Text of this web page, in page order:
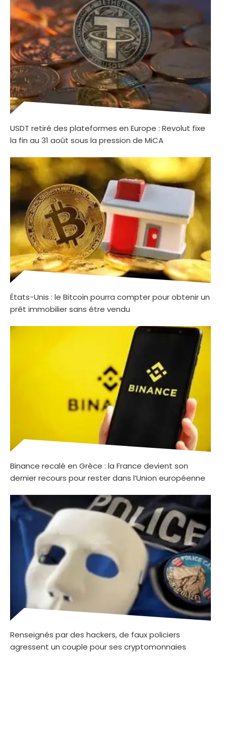
USDT retiré des plateformes en Europe : Revolut fixe
la fin au 31 août sous la pression de MiCA
États-Unis : le Bitcoin pourra compter pour obtenir un
prêt immobilier sans être vendu
Binance recalé en Grèce : la France devient son
dernier recours pour rester dans l’Union européenne
Renseignés par des hackers, de faux policiers
agressent un couple pour ses cryptomonnaies